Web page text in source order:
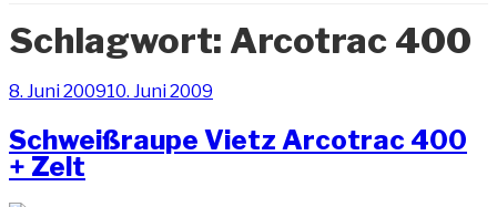
Schlagwort: Arcotrac 400
Veröffentlicht
8. Juni 200910. Juni 2009
Schweißraupe Vietz Arcotrac 400
+ Zelt